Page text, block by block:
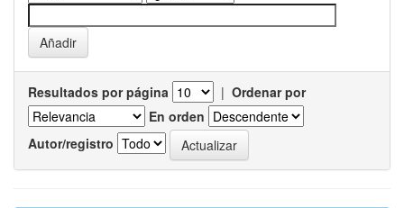
Resultados por página | Ordenar por
En orden
Autor/registro